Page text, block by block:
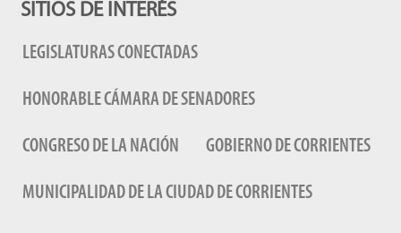
SITIOS DE INTERÉS
LEGISLATURAS CONECTADAS
HONORABLE CÁMARA DE SENADORES
CONGRESO DE LA NACIÓN GOBIERNO DE CORRIENTES
MUNICIPALIDAD DE LA CIUDAD DE CORRIENTES